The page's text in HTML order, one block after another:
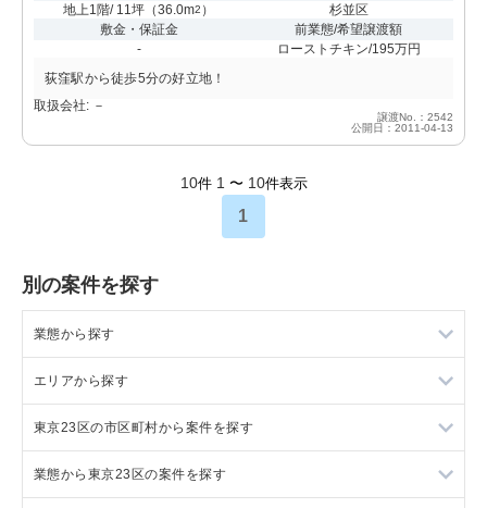
地上1階/ 11坪 （36.0m2 ）
杉並区
敷金・保証金
-
前業態/希望譲渡額
ローストチキン/195万円
荻窪駅から徒歩5分の好立地！
取扱会社: －
譲渡No.：2542
公開日：2011-04-13
10件 1 〜 10件表示
1
別の案件を探す
業態から探す
ラーメンの居抜き売却物件の案件一覧
フランス料理の居抜き売却物件の案件一覧
イタリア料理の居抜き売却物件の案件一覧
エリアから探す
東京23区の飲食店の居抜き売却物件の案件一覧
東京都下の飲食店の居抜き売却物件の案件一覧
東京23区の市区町村から案件を探す
目黒区の飲食店の居抜き売却物件の案件一覧
業態から東京23区の案件を探す